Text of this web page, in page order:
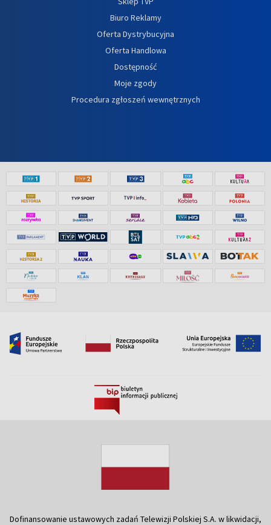
Biuro Reklamy
Oferta Dystrybucyjna
Oferta Handlowa
Dostępność
Moje zgody
Procedura zgłoszeń wewnętrznych
Dofinansowanie ustawowych zadań Telewizji Polskiej S.A. w likwidacji,